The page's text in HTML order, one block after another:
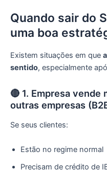
Quando sair do
uma boa
Existem situações em que
sentido, especialmente
🔴 1. Empresa
outras empresas
Se seus clientes:
Estão no regime normal
Precisam de crédito de